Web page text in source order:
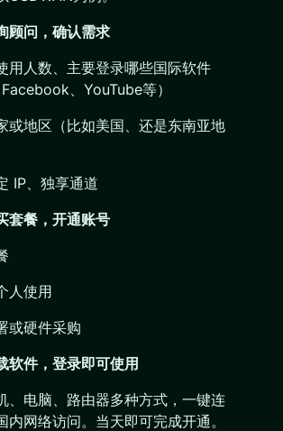
顾问，确认需求
用人数、主要登录哪些国际软件
、YouTube等）
或地区（比如美国、还是东南亚地
IP、独享通道
套餐，开通账号
人使用
或硬件采购
软件，登录即可使用
、电脑、路由器多种方式，一键连
内网络访问。当天即可完成开通。